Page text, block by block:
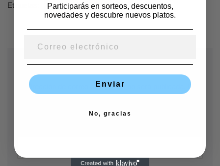
Etiquetas: BRUNCH CAFETERÍA DESAYUNOS
Deja una respuesta
Tu dirección de correo electrónico no será publicada.
Los
Participarás en sorteos, descuentos,
novedades y descubre nuevos platos.
Enviar
No, gracias